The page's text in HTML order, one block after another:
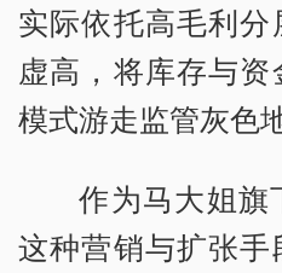
实际依托高毛利
虚高，将库存与资
模式游走监管灰色
作为马大姐旗
这种营销与扩张